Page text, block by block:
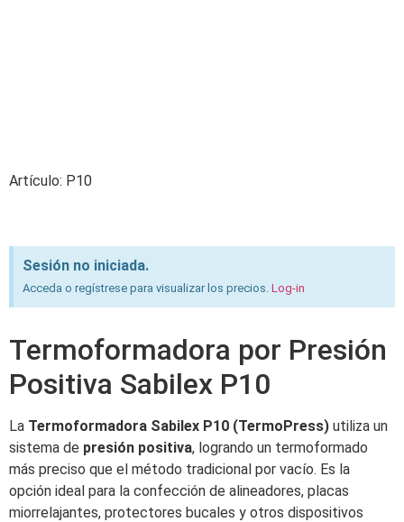
Artículo: P10
Sesión no iniciada.
Acceda o regístrese para visualizar los precios. Log-in
Termoformadora por Presión
Positiva Sabilex P10
La Termoformadora Sabilex P10 (TermoPress) utiliza un
sistema de presión positiva, logrando un termoformado
más preciso que el método tradicional por vacío. Es la
opción ideal para la confección de alineadores, placas
miorrelajantes, protectores bucales y otros dispositivos